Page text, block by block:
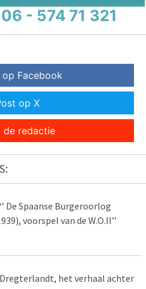
06 - 574 71 321
op Facebook
op X
de redactie
De Spaanse Burgeroorlog
voorspel van de W.O.II’’
het verhaal achter